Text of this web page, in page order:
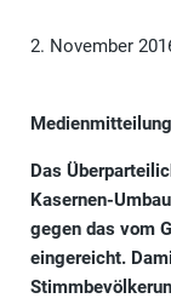
2. November
Das
Kasernen-
gegen das vom
eingereicht.